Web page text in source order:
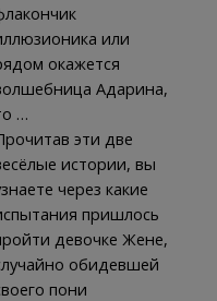
или
окажется
Адарина,
…
эти две
истории, вы
через какие
пришлось
девочке Жене,
обидевшей
пони